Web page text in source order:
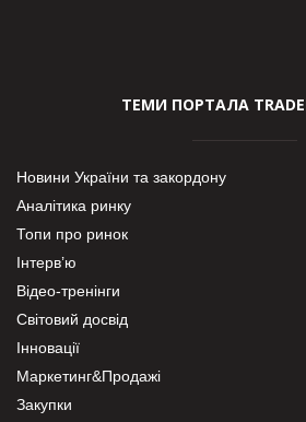
ТЕМИ ПОРТАЛА
Новини України та закордону
Аналітика ринку
Топи про ринок
Інтерв’ю
Відео-тренінги
Світовий досвід
Інновації
Маркетинг&Продажі
Закупки